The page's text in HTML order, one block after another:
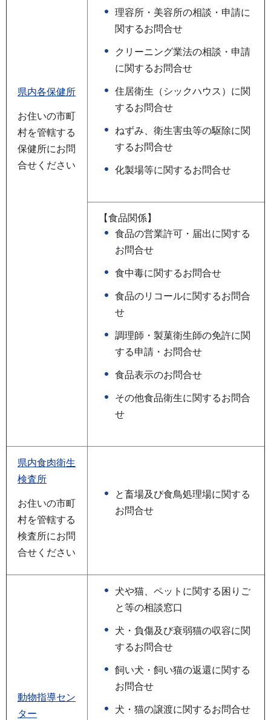
県内各保健所
お住いの市町
村を管轄する
保健所にお問
合せください
理容所・美容所の相談・申請に
関するお問合せ
クリーニング業法の相談・申請
に関するお問合せ
住居衛生（シックハウス）に関
するお問合せ
ねずみ、衛生害虫等の駆除に関
するお問合せ
化製場等に関するお問合せ
【食品関係】
食品の営業許可・届出に関する
お問合せ
食中毒に関するお問合せ
食品のリコールに関するお問合
せ
調理師・製菓衛生師の免許に関
する申請・お問合せ
食品表示のお問合せ
その他食品衛生に関するお問合
せ
県内食肉衛生
検査所
お住いの市町
村を管轄する
検査所にお問
合せください
と畜場及び食鳥処理場に関する
お問合せ
動物指導セン
ター
犬や猫、ペットに関する困りご
と等の相談窓口
犬・負傷及び衰弱猫の収容に関
するお問合せ
飼い犬・飼い猫の返還に関する
お問合せ
犬・猫の譲渡に関するお問合せ